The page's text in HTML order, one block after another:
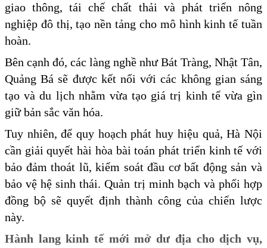
giao thông, tái chế chất thải và phát triển nông
nghiệp đô thị, tạo nền tảng cho mô hình kinh tế tuần
hoàn.
Bên cạnh đó, các làng nghề như Bát Tràng, Nhật Tân,
Quảng Bá sẽ được kết nối với các không gian sáng
tạo và du lịch nhằm vừa tạo giá trị kinh tế vừa gìn
giữ bản sắc văn hóa.
Tuy nhiên, để quy hoạch phát huy hiệu quả, Hà Nội
cần giải quyết hài hòa bài toán phát triển kinh tế với
bảo đảm thoát lũ, kiểm soát đầu cơ bất động sản và
bảo vệ hệ sinh thái. Quản trị minh bạch và phối hợp
đồng bộ sẽ quyết định thành công của chiến lược
này.
Hành lang kinh tế mới mở dư địa cho dịch vụ,